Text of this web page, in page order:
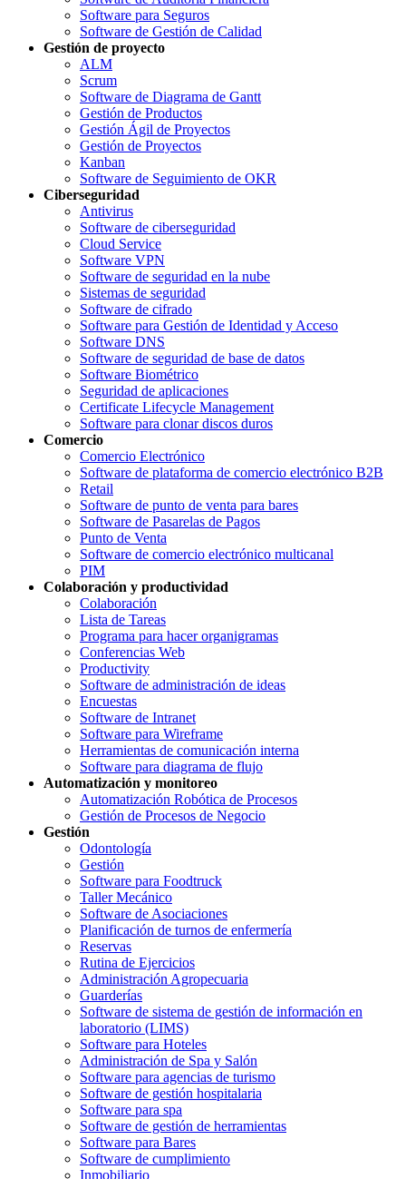
Software para Seguros
Software de Gestión de Calidad
Gestión de proyecto
ALM
Scrum
Software de Diagrama de Gantt
Gestión de Productos
Gestión Ágil de Proyectos
Gestión de Proyectos
Kanban
Software de Seguimiento de OKR
Ciberseguridad
Antivirus
Software de ciberseguridad
Cloud Service
Software VPN
Software de seguridad en la nube
Sistemas de seguridad
Software de cifrado
Software para Gestión de Identidad y Acceso
Software DNS
Software de seguridad de base de datos
Software Biométrico
Seguridad de aplicaciones
Certificate Lifecycle Management
Software para clonar discos duros
Comercio
Comercio Electrónico
Software de plataforma de comercio electrónico B2B
Retail
Software de punto de venta para bares
Software de Pasarelas de Pagos
Punto de Venta
Software de comercio electrónico multicanal
PIM
Colaboración y productividad
Colaboración
Lista de Tareas
Programa para hacer organigramas
Conferencias Web
Productivity
Software de administración de ideas
Encuestas
Software de Intranet
Software para Wireframe
Herramientas de comunicación interna
Software para diagrama de flujo
Automatización y monitoreo
Automatización Robótica de Procesos
Gestión de Procesos de Negocio
Gestión
Odontología
Gestión
Software para Foodtruck
Taller Mecánico
Software de Asociaciones
Planificación de turnos de enfermería
Reservas
Rutina de Ejercicios
Administración Agropecuaria
Guarderías
Software de sistema de gestión de información en
laboratorio (LIMS)
Software para Hoteles
Administración de Spa y Salón
Software para agencias de turismo
Software de gestión hospitalaria
Software para spa
Software de gestión de herramientas
Software para Bares
Software de cumplimiento
Inmobiliario